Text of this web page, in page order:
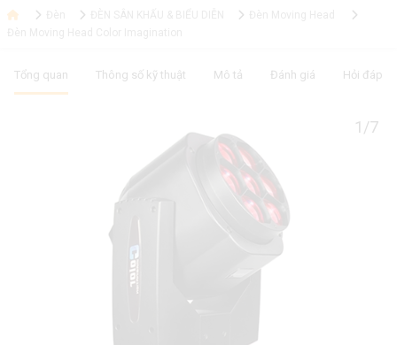
Tổng quan Thông số kỹ thuật Mô tả Đánh giá Hỏi đáp
1/7